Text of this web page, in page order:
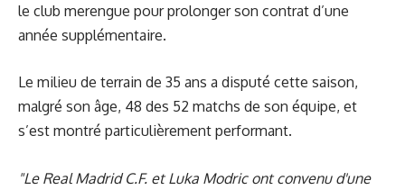
le club merengue pour prolonger son contrat d’une
année supplémentaire.
Le milieu de terrain de 35 ans a disputé cette saison,
malgré son âge, 48 des 52 matchs de son équipe, et
s’est montré particulièrement performant.
"Le Real Madrid C.F. et Luka Modric ont convenu d'une